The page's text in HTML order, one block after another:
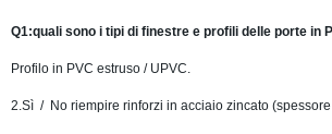
Q1:quali sono i tipi difinestre e profili delle porte in
Profilo in PVC estruso / UPVC.
2.Sì / No riempire rinforzi in acciaio zincato